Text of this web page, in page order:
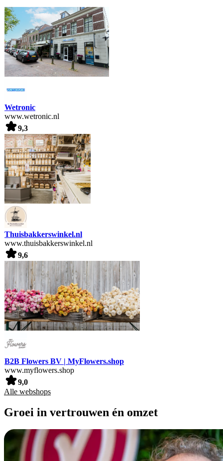
Wetronic
www.wetronic.nl
9,3
Thuisbakkerswinkel.nl
www.thuisbakkerswinkel.nl
9,6
B2B Flowers BV | MyFlowers.shop
www.myflowers.shop
9,0
Alle webshops
Groei in vertrouwen én omzet